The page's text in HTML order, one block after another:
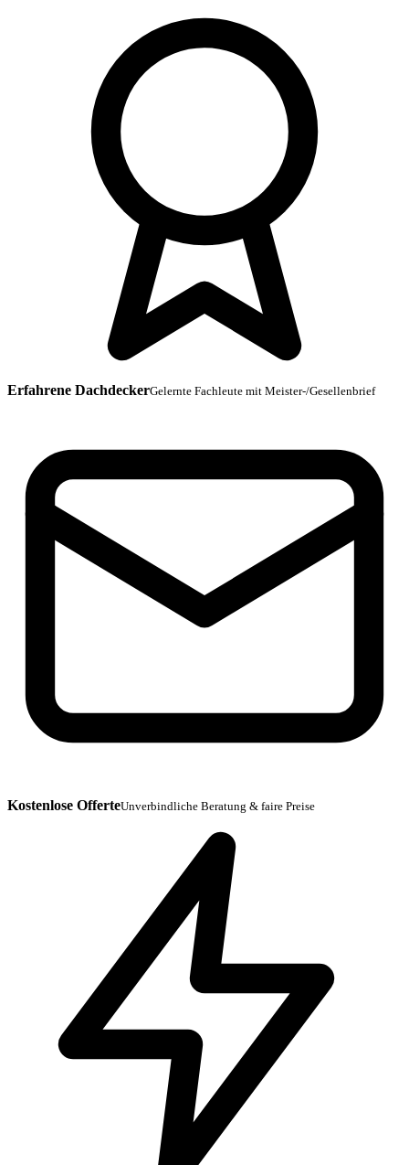
Erfahrene DachdeckerGelernte Fachleute mit Meister-/Gesellenbrief
Kostenlose OfferteUnverbindliche Beratung & faire Preise